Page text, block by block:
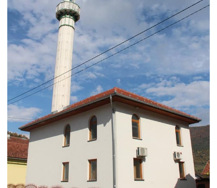
Састав Скупштине
Службени Гласници
ОПШТИНСКА УПРАВА
ИНФО
Вијести
Активности
Јавни позиви
Заштита од пожара